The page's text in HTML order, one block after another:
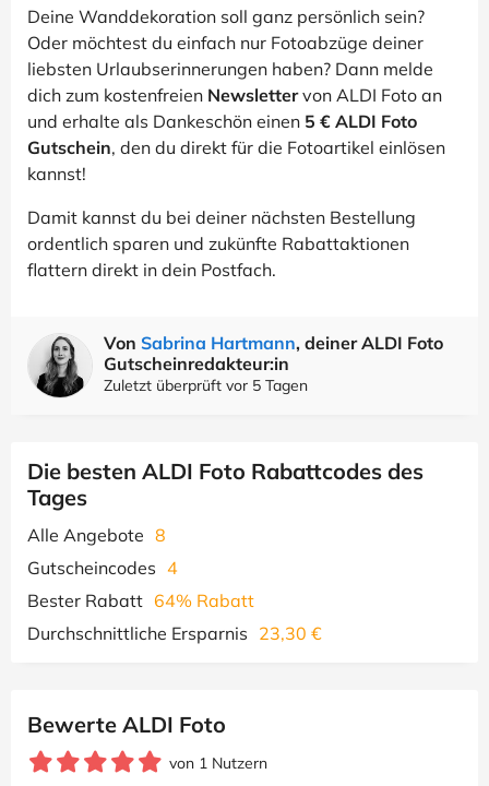
Deine Wanddekoration soll ganz persönlich sein?
Oder möchtest du einfach nur Fotoabzüge deiner
liebsten Urlaubserinnerungen haben? Dann melde
dich zum kostenfreien Newslettervon ALDI Foto an
und erhalte als Dankeschön einen 5 € ALDI Foto
Gutschein, den du direkt für die Fotoartikel einlösen
kannst!
Damit kannst du bei deiner nächsten Bestellung
ordentlich sparen und zukünfte Rabattaktionen
flattern direkt in dein Postfach.
Von Sabrina Hartmann, deiner ALDI Foto
Gutscheinredakteur:in
Zuletzt überprüft vor 5 Tagen
Die besten ALDI Foto Rabattcodes des
Tages
Alle Angebote 8
Gutscheincodes 4
Bester Rabatt 64% Rabatt
Durchschnittliche Ersparnis 23,30 €
Bewerte ALDI Foto
von 1 Nutzern